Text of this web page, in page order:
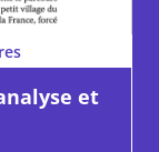
et